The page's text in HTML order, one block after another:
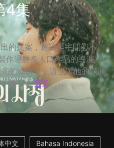
4集
的提案，這讓延宇開心不
作過膾炙人口作品的導演，
的成績單，這也讓他的職涯
延宇... 更多
中文 Bahasa Indonesia